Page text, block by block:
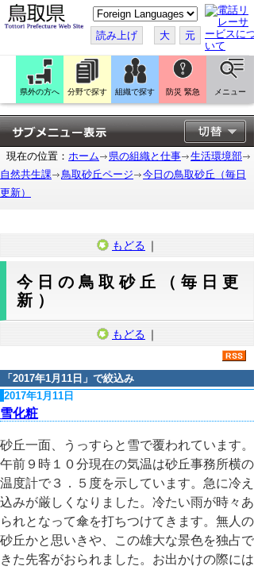
こ
の
ペ
ー
ジ
翻
訳
す
る
読み上げ 大 元
県外の方へ 分野で探す 組織で探す 防災 緊急 メニュー
現在の位置： ホーム 県の組織と仕事
生活環境部
自然共生課
鳥取砂丘ページ
今日の鳥取砂丘（毎日
更新）
もどる ｜
今日の鳥取砂丘（毎日更
新）
もどる ｜
「 2017年1月11日 」で絞込み
2017年1月11日
雪化粧
砂丘一面、うっすらと雪で覆われています。
午前９時１０分現在の気温は砂丘事務所横の
温度計で３．５度を示しています。急に冷え
込みが厳しくなりました。冷たい雨が時々あ
られとなって傘を打ちつけてきます。無人の
砂丘かと思いきや、この雄大な景色を独占で
きた先客がおられました。お出かけの際には